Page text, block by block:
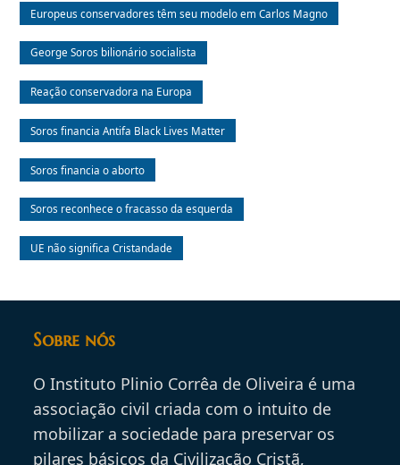
Europeus conservadores têm seu modelo em Carlos Magno
George Soros bilionário socialista
Reação conservadora na Europa
Soros financia Antifa Black Lives Matter
Soros financia o aborto
Soros reconhece o fracasso da esquerda
UE não significa Cristandade
Sobre nós
O Instituto Plinio Corrêa de Oliveira é uma
associação civil criada com o intuito de
mobilizar a sociedade para preservar os
pilares básicos da Civilização Cristã,